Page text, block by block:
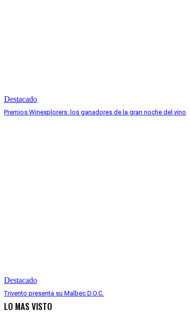
Destacado
Premios Winexplorers: los ganadores de la gran noche del vino
Destacado
Trivento presenta su Malbec D.O.C.
LO MAS VISTO